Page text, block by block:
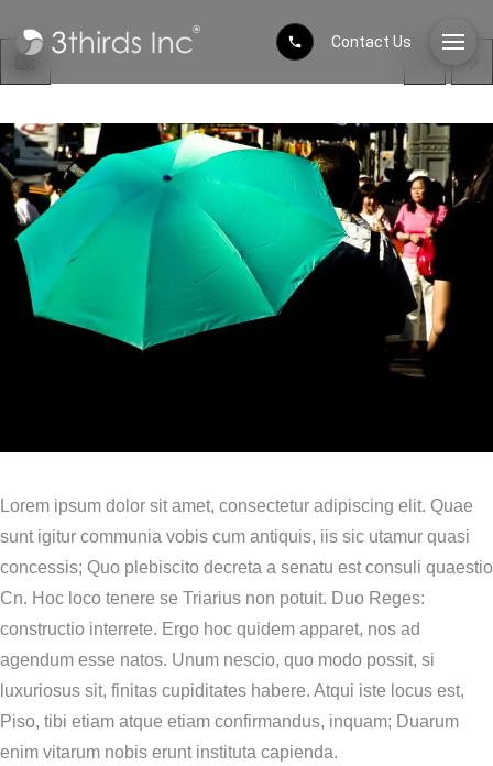
Contact Us
Lorem ipsum dolor sit amet, consectetur adipiscing elit. Quae
sunt igitur communia vobis cum antiquis, iis sic utamur quasi
concessis; Quo plebiscito decreta a senatu est consuli quaestio
Cn. Hoc loco tenere se Triarius non potuit. Duo Reges:
constructio interrete. Ergo hoc quidem apparet, nos ad
agendum esse natos. Unum nescio, quo modo possit, si
luxuriosus sit, finitas cupiditates habere. Atqui iste locus est,
Piso, tibi etiam atque etiam confirmandus, inquam; Duarum
enim vitarum nobis erunt instituta capienda.